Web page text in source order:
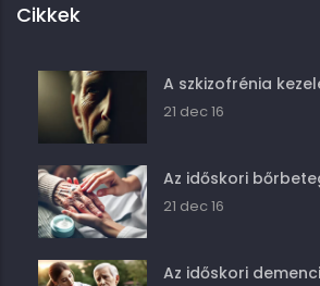
Cikkek
A szkizofrénia
21 dec 16
Az időskori
21 dec 16
Az időskori